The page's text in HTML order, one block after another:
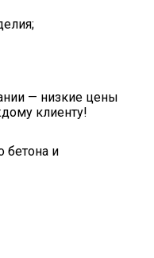
— низкие цены
клиенту!